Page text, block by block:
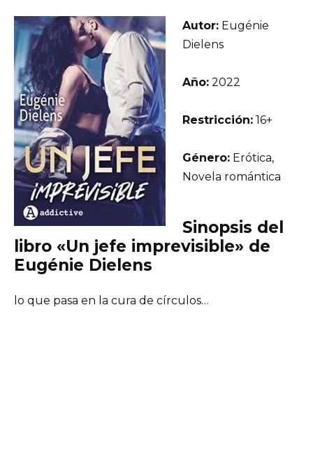
Autor: Eugénie
Dielens
Año: 2022
Restricción: 16+
Género: Erótica,
Novela romántica
Sinopsis del
libro «Un jefe imprevisible» de
Eugénie Dielens
lo que pasa en la cura de círculos…